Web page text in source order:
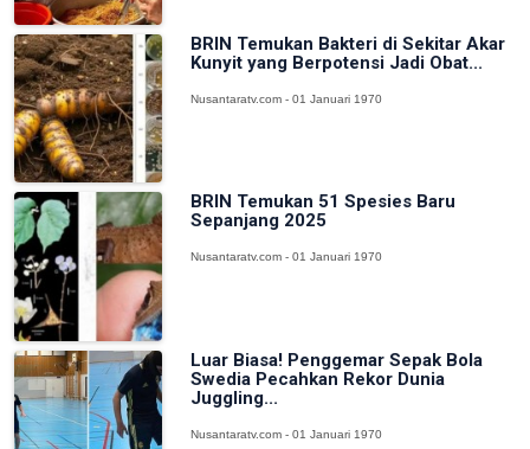
BRIN Temukan Bakteri di Sekitar Akar
Kunyit yang Berpotensi Jadi Obat...
Nusantaratv.com - 01 Januari 1970
BRIN Temukan 51 Spesies Baru
Sepanjang 2025
Nusantaratv.com - 01 Januari 1970
Luar Biasa! Penggemar Sepak Bola
Swedia Pecahkan Rekor Dunia
Juggling...
Nusantaratv.com - 01 Januari 1970